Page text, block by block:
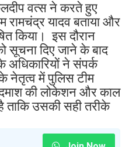
वत्स ने करते हुए
रामचंद्र यादव बताया और
किया। इस दौरान
सूचना दिए जाने के बाद
ने संपर्क
नेतृत्व में पुलिस टीम
की लोकेशन और काल
ताकि उसकी सही तरीके